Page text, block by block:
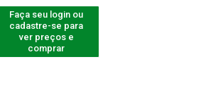
Faça seu login ou
cadastre-se para
ver preços e
comprar